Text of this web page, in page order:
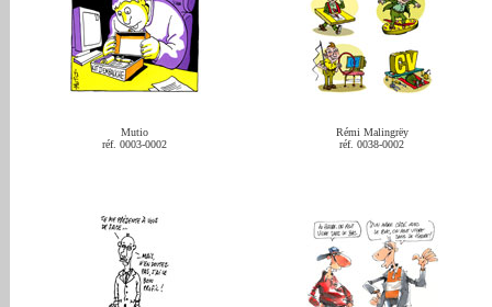
Mutio
réf. 0003-0002
Rémi Malingrëy
réf. 0038-0002